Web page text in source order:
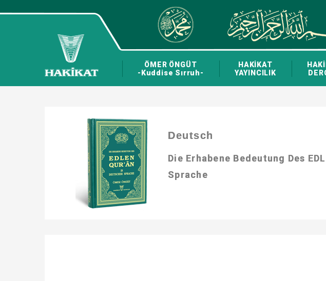
ÖMER ÖNGÜT
-Kuddise Sırruh-
HAKİKAT
YAYINCILIK
Deutsch
Die Erhabene Bedeutung Des
Sprache